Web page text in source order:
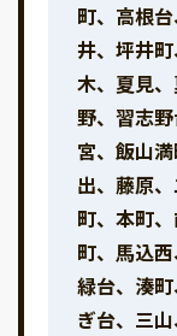
町、高根
井、坪井
木、夏見
野、習志
宮、飯山
出、藤原
町、本町
町、馬込
緑台、湊
ぎ台、三